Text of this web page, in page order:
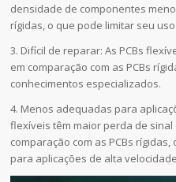
densidade de componentes
rígidas, o que pode limitar seu
3. Difícil de reparar: As PCBs
em comparação com as PCBs
conhecimentos especializados.
4. Menos adequadas para
flexíveis têm maior perda de
comparação com as PCBs
para aplicações de alta